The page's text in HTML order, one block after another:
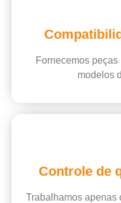
Fornecemos
modelos
Controle de
Trabalhamos apenas